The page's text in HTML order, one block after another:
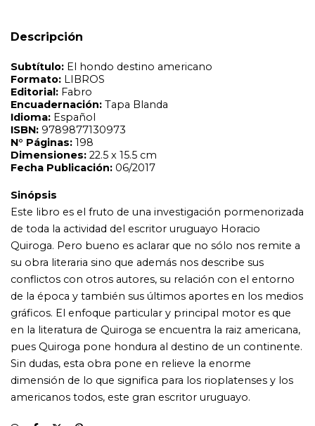
Descripción
de toda la actividad del escritor uruguayo Horacio
su obra literaria sino que además nos describe sus
conflictos con otros autores, su relación con el entorno
de la época y también sus últimos aportes en los medios
gráficos. El enfoque particular y principal motor es que
en la literatura de Quiroga se encuentra la raiz americana,
pues Quiroga pone hondura al destino de un continente.
Sin dudas, esta obra pone en relieve la enorme
dimensión de lo que significa para los rioplatenses y los
americanos todos, este gran escritor uruguayo.